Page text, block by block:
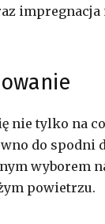
nie tylko na
do spodni
wyborem
powietrzu.